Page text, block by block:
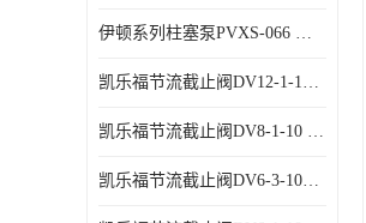
伊顿系列柱塞泵PVXS-066 钢铁厂液压系统增压油泵
凯乐福节流截止阀DV12-1-10 液压站节流阀
凯乐福节流截止阀DV8-1-10 液压站节流阀
凯乐福节流截止阀DV6-3-10液压站节流阀